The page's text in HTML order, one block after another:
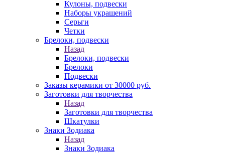
Кулоны, подвески
Наборы украшений
Серьги
Четки
Брелоки, подвески
Назад
Брелоки, подвески
Брелоки
Подвески
Заказы керамики от 30000 руб.
Заготовки для творчества
Назад
Заготовки для творчества
Шкатулки
Знаки Зодиака
Назад
Знаки Зодиака